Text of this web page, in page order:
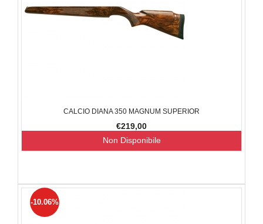
CALCIO DIANA 350 MAGNUM SUPERIOR
€219,00
Non Disponibile
-10.06%